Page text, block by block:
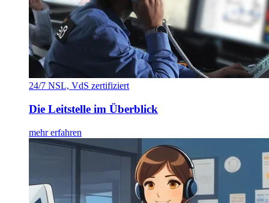
24/7 NSL, VdS zertifiziert
Die Leitstelle im Überblick
mehr erfahren